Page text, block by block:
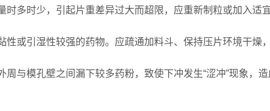
时少，引起片重差异过大而超限，应重新制粒或加入适宜
引湿性较强的药物。应疏通加料斗、保持压片环境干燥，
模孔壁之间漏下较多药粉，致使下冲发生“涩冲”现象，造